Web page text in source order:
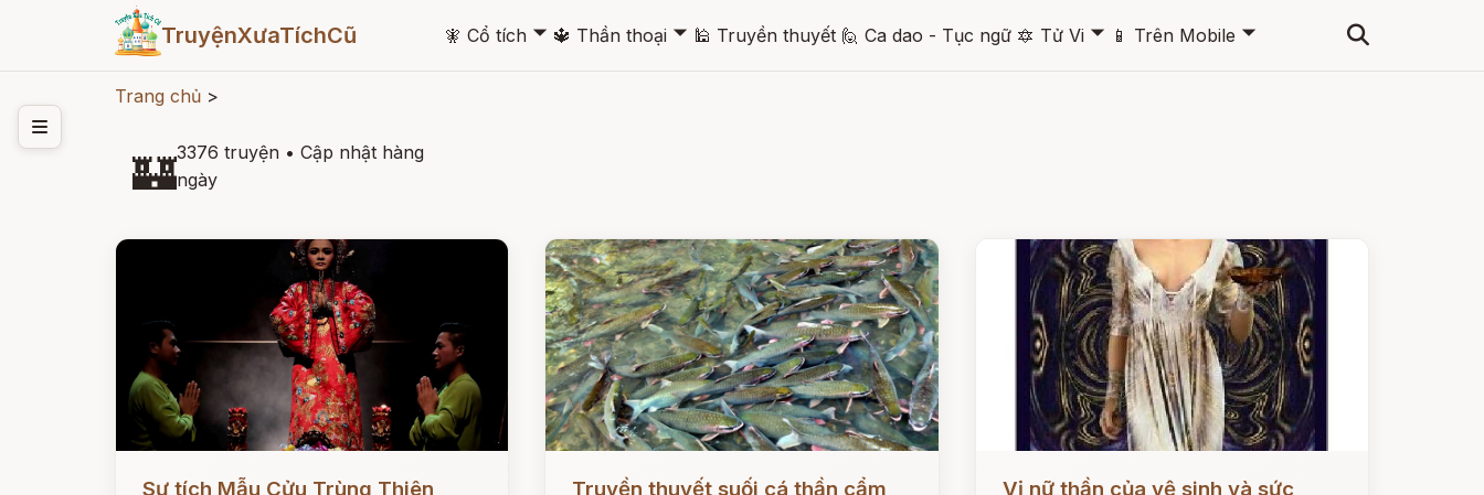
TruyệnXưaTíchCũ 🧚 Cổ tích 🞃 🔱 Thần thoại 🞃 🕌 Truyền thuyết 🙋 Ca dao - Tục ngữ 🔯 Tử Vi 🞃 📱 Trên Mobile 🞃
Trang chủ >
🏰3376 truyện • Cập nhật hàng
ngày
Sự tích Mẫu Cửu Trùng Thiên
Đọc ngay
Truyền thuyết suối cá thần cẩm
Vị nữ thần của vệ sinh và sức